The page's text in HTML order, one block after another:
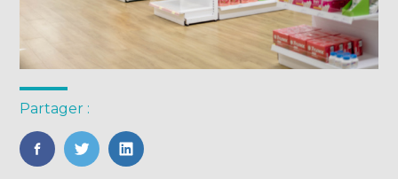
Partager :
FaceBook
TwitterLinkedIn